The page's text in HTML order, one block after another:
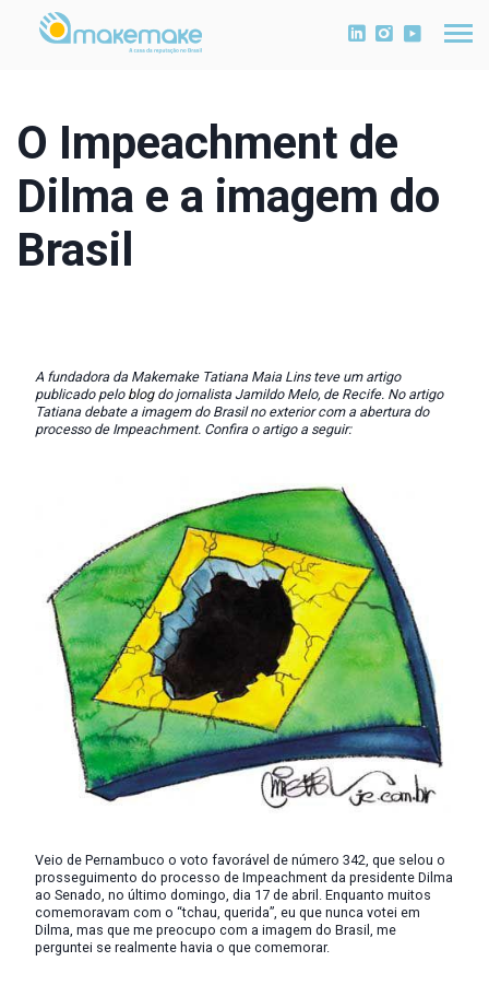
O Impeachment de
Dilma e a imagem do
Brasil
A fundadora da Makemake Tatiana Maia Lins teve um artigo
publicado pelo blog do jornalista Jamildo Melo, de Recife. No artigo
Tatiana debate a imagem do Brasil no exterior com a abertura do
processo de Impeachment. Confira o artigo a seguir:
Veio de Pernambuco o voto favorável de número 342, que selou o
prosseguimento do processo de Impeachment da presidente Dilma
ao Senado, no último domingo, dia 17 de abril. Enquanto muitos
comemoravam com o “tchau, querida”, eu que nunca votei em
Dilma, mas que me preocupo com a imagem do Brasil, me
perguntei se realmente havia o que comemorar.